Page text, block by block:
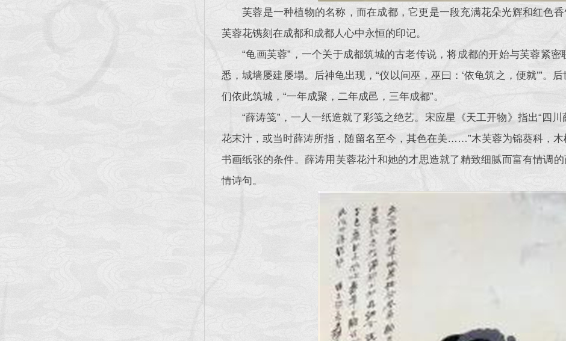
芙蓉是一种植物的名称，而在成都，它更是一段充满花朵光辉和红色
芙蓉花镌刻在成都和成都人心中永恒的印记。
“龟画芙蓉”，一个关于成都筑城的古老传说，将成都的开始与芙蓉紧
悉，城墙屡建屡塌。后神龟出现，“仪以问巫，巫曰：‘依龟筑之，便就’”。
们依此筑城，“一年成聚，二年成邑，三年成都”。
“薛涛笺”，一人一纸造就了彩笺之绝艺。宋应星《天工开物》指出“四
花末汁，或当时薛涛所指，随留名至今，其色在美……”木芙蓉为锦葵科，
书画纸张的条件。薛涛用芙蓉花汁和她的才思造就了精致细腻而富有情调
情诗句。